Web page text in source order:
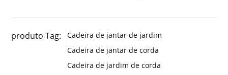
produto Tag:
Cadeira de jantar de jardim
Cadeira de jantar de corda
Cadeira de jardim de corda